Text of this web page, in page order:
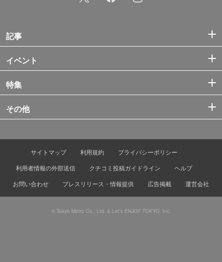
記事
イベント
特集
その他
サイトマップ 利用規約
プライバシーポリシー
利用者情報の外部送信
クチコミ投稿ガイドライン
ヘルプ
お問い合わせ
プレスリリース・情報提供 広告掲載 運営会社
© Tokyo Metro Co., Ltd. & Let’s ENJOY TOKYO, Inc.